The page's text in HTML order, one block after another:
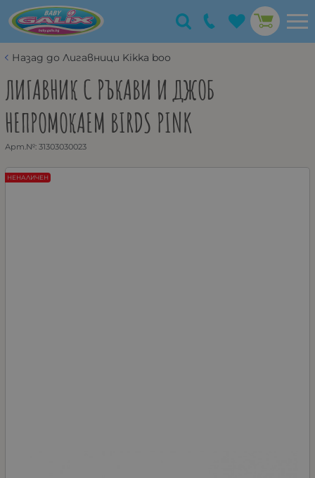
Назад до Лигавници Kikka boo
ЛИГАВНИК С РЪКАВИ И ДЖОБ
НЕПРОМОКАЕМ BIRDS PINK
Арт.№: 31303030023
НЕНАЛИЧЕН